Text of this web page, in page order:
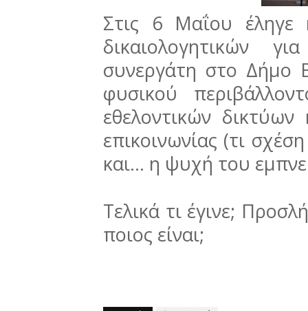
Στις 6 Μαΐου έληγε
δικαιολογητικών
συνεργάτη στο Δήμο
φυσικού
εθελοντικών
επικοινωνίας (τι
και... η ψυχή του
Τελικά τι έγινε;
ποιος είναι;